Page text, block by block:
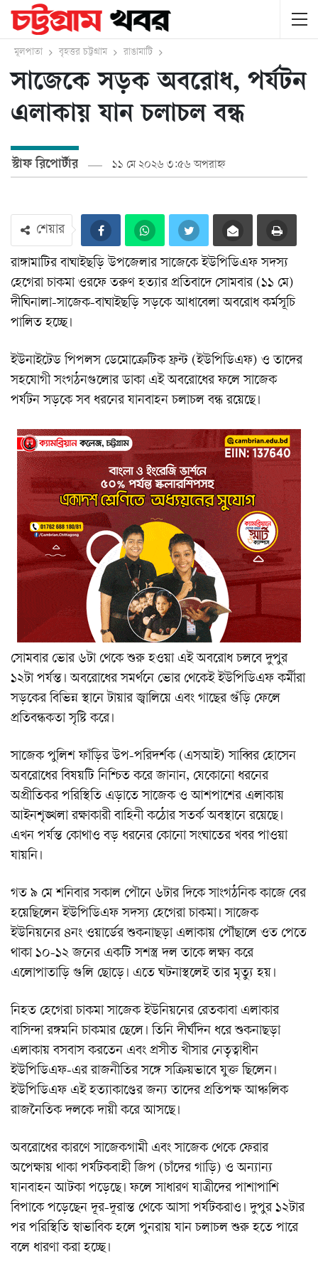
মূলপাতা বৃহত্তর চট্টগ্রাম রাঙামাটি
সাজেকে সড়ক অবরোধ, পর্যটন
এলাকায় যান চলাচল বন্ধ
স্টাফ রিপোর্টার ১১ মে ২০২৬ ৩:৫৬ অপরাহ্ন
শেয়ার
রাঙ্গামাটির বাঘাইছড়ি উপজেলার সাজেকে ইউপিডিএফ সদস্য
হেগেরা চাকমা ওরফে তরুণ হত্যার প্রতিবাদে সোমবার (১১ মে)
দীঘিনালা-সাজেক-বাঘাইছড়ি সড়কে আধাবেলা অবরোধ কর্মসূচি
পালিত হচ্ছে।
ইউনাইটেড পিপলস ডেমোক্রেটিক ফ্রন্ট (ইউপিডিএফ) ও তাদের
সহযোগী সংগঠনগুলোর ডাকা এই অবরোধের ফলে সাজেক
পর্যটন সড়কে সব ধরনের যানবাহন চলাচল বন্ধ রয়েছে।
সোমবার ভোর ৬টা থেকে শুরু হওয়া এই অবরোধ চলবে দুপুর
১২টা পর্যন্ত। অবরোধের সমর্থনে ভোর থেকেই ইউপিডিএফ কর্মীরা
সড়কের বিভিন্ন স্থানে টায়ার জ্বালিয়ে এবং গাছের গুঁড়ি ফেলে
প্রতিবন্ধকতা সৃষ্টি করে।
সাজেক পুলিশ ফাঁড়ির উপ-পরিদর্শক (এসআই) সাব্বির হোসেন
অবরোধের বিষয়টি নিশ্চিত করে জানান, যেকোনো ধরনের
অপ্রীতিকর পরিস্থিতি এড়াতে সাজেক ও আশপাশের এলাকায়
আইনশৃঙ্খলা রক্ষাকারী বাহিনী কঠোর সতর্ক অবস্থানে রয়েছে।
এখন পর্যন্ত কোথাও বড় ধরনের কোনো সংঘাতের খবর পাওয়া
যায়নি।
গত ৯ মে শনিবার সকাল পৌনে ৬টার দিকে সাংগঠনিক কাজে বের
হয়েছিলেন ইউপিডিএফ সদস্য হেগেরা চাকমা। সাজেক
ইউনিয়নের ৪নং ওয়ার্ডের শুকনাছড়া এলাকায় পৌঁছালে ওত পেতে
থাকা ১০-১২ জনের একটি সশস্ত্র দল তাকে লক্ষ্য করে
এলোপাতাড়ি গুলি ছোড়ে। এতে ঘটনাস্থলেই তার মৃত্যু হয়।
নিহত হেগেরা চাকমা সাজেক ইউনিয়নের রেতকাবা এলাকার
বাসিন্দা রঙ্গমনি চাকমার ছেলে। তিনি দীর্ঘদিন ধরে শুকনাছড়া
এলাকায় বসবাস করতেন এবং প্রসীত খীসার নেতৃত্বাধীন
ইউপিডিএফ-এর রাজনীতির সঙ্গে সক্রিয়ভাবে যুক্ত ছিলেন।
ইউপিডিএফ এই হত্যাকাণ্ডের জন্য তাদের প্রতিপক্ষ আঞ্চলিক
রাজনৈতিক দলকে দায়ী করে আসছে।
অবরোধের কারণে সাজেকগামী এবং সাজেক থেকে ফেরার
অপেক্ষায় থাকা পর্যটকবাহী জিপ (চাঁদের গাড়ি) ও অন্যান্য
যানবাহন আটকা পড়েছে। ফলে সাধারণ যাত্রীদের পাশাপাশি
বিপাকে পড়েছেন দূর-দূরান্ত থেকে আসা পর্যটকরাও। দুপুর ১২টার
পর পরিস্থিতি স্বাভাবিক হলে পুনরায় যান চলাচল শুরু হতে পারে
বলে ধারণা করা হচ্ছে।